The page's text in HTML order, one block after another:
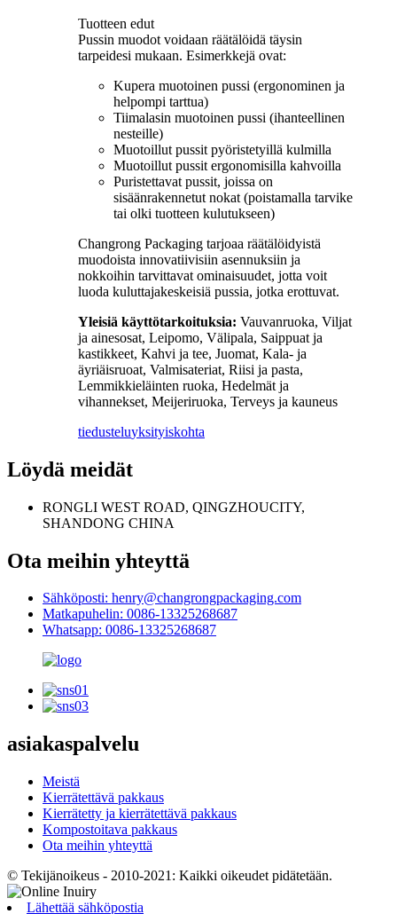
Tuotteen edut
Pussin muodot voidaan räätälöidä täysin
tarpeidesi mukaan. Esimerkkejä ovat:
Kupera muotoinen pussi (ergonominen ja
helpompi tarttua)
Tiimalasin muotoinen pussi (ihanteellinen
nesteille)
Muotoillut pussit pyöristetyillä kulmilla
Muotoillut pussit ergonomisilla kahvoilla
Puristettavat pussit, joissa on
sisäänrakennetut nokat (poistamalla tarvike
tai olki tuotteen kulutukseen)
Changrong Packaging tarjoaa räätälöidyistä
muodoista innovatiivisiin asennuksiin ja
nokkoihin tarvittavat ominaisuudet, jotta voit
luoda kuluttajakeskeisiä pussia, jotka erottuvat.
Yleisiä käyttötarkoituksia: Vauvanruoka, Viljat
ja ainesosat, Leipomo, Välipala, Saippuat ja
kastikkeet, Kahvi ja tee, Juomat, Kala- ja
äyriäisruoat, Valmisateriat, Riisi ja pasta,
Lemmikkieläinten ruoka, Hedelmät ja
vihannekset, Meijeriruoka, Terveys ja kauneus
tiedusteluyksityiskohta
Löydä meidät
RONGLI WEST ROAD, QINGZHOUCITY,
SHANDONG CHINA
Ota meihin yhteyttä
Sähköposti: henry@changrongpackaging.com
Matkapuhelin: 0086-13325268687
Whatsapp: 0086-13325268687
asiakaspalvelu
Meistä
Kierrätettävä pakkaus
Kierrätetty ja kierrätettävä pakkaus
Kompostoitava pakkaus
Ota meihin yhteyttä
© Tekijänoikeus - 2010-2021: Kaikki oikeudet pidätetään.
Lähettää sähköpostia